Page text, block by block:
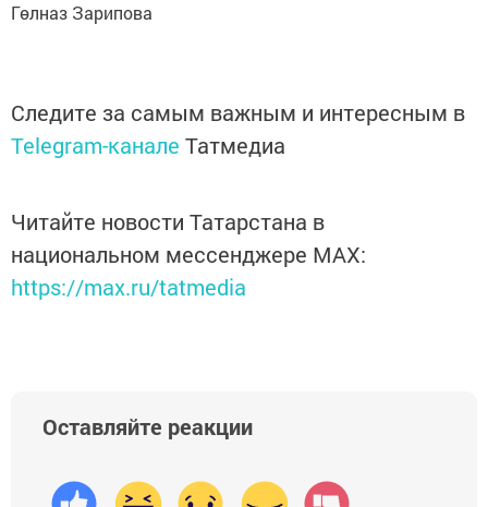
Гөлназ Зарипова
Следите за самым важным и интересным в
Telegram-канале Татмедиа
Читайте новости Татарстана в
национальном мессенджере MАХ:
https://max.ru/tatmedia
Оставляйте реакции